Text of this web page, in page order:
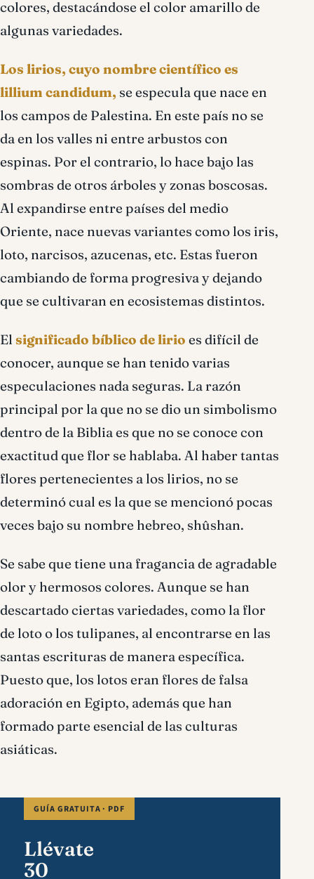
colores, destacándose el color amarillo de
algunas variedades.
Los lirios, cuyo nombre científico es
lillium candidum, se especula que nace en
los campos de Palestina. En este país no se
da en los valles ni entre arbustos con
espinas. Por el contrario, lo hace bajo las
sombras de otros árboles y zonas boscosas.
Al expandirse entre países del medio
Oriente, nace nuevas variantes como los iris,
loto, narcisos, azucenas, etc. Estas fueron
cambiando de forma progresiva y dejando
que se cultivaran en ecosistemas distintos.
El significado bíblico de lirio es difícil de
conocer, aunque se han tenido varias
especulaciones nada seguras. La razón
principal por la que no se dio un simbolismo
dentro de la Biblia es que no se conoce con
exactitud que flor se hablaba. Al haber tantas
flores pertenecientes a los lirios, no se
determinó cual es la que se mencionó pocas
veces bajo su nombre hebreo, shûshan.
Se sabe que tiene una fragancia de agradable
olor y hermosos colores. Aunque se han
descartado ciertas variedades, como la flor
de loto o los tulipanes, al encontrarse en las
santas escrituras de manera específica.
Puesto que, los lotos eran flores de falsa
adoración en Egipto, además que han
formado parte esencial de las culturas
asiáticas.
GUÍA GRATUITA · PDF
Llévate
30